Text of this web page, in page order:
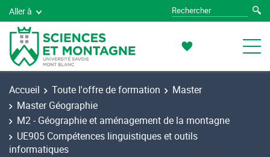
Aller à
Accueil Toute l'offre de formation
Master
Master Géographie
M2 - Géographie et aménagement de la montagne
UE905 Compétences linguistiques et outils
informatiques